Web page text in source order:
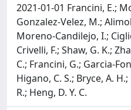
2021-01-01 Francini, E.;
Gonzalez-Velez, M.;
Moreno-Candilejo, I.;
Crivelli, F.; Shaw, G. K.;
C.; Francini, G.; Garcia-
Higano, C. S.; Bryce, A.
R.; Heng, D. Y. C.